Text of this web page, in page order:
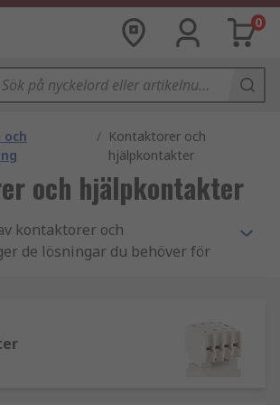
0
/ Kontaktorer och
hjälpkontakter
och hjälpkontakter
kontaktorer och
de lösningar du behöver för
och materialhantering, och